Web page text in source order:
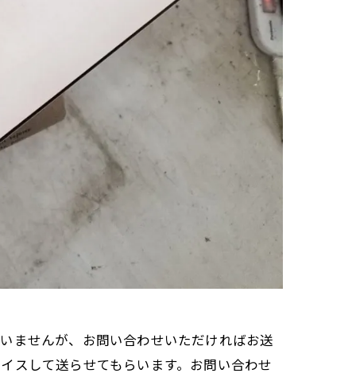
ませんが、お問い合わせいただければお送
スして送らせてもらいます。お問い合わせ